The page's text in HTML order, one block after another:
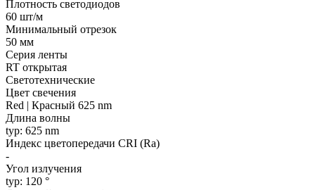
Плотность светодиодов
60 шт/м
Минимальный отрезок
50 мм
Серия ленты
RT открытая
Светотехнические
Цвет свечения
Red | Красный 625 nm
Длина волны
typ: 625 nm
Индекс цветопередачи CRI (Ra)
-
Угол излучения
typ: 120 °